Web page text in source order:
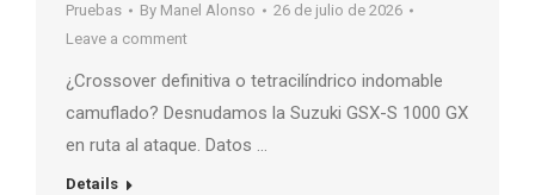
Pruebas By Manel Alonso
26 de julio de 2026
Leave a comment
¿Crossover definitiva o tetracilíndrico indomable
camuflado? Desnudamos la Suzuki GSX-S 1000 GX
en ruta al ataque. Datos …
Details